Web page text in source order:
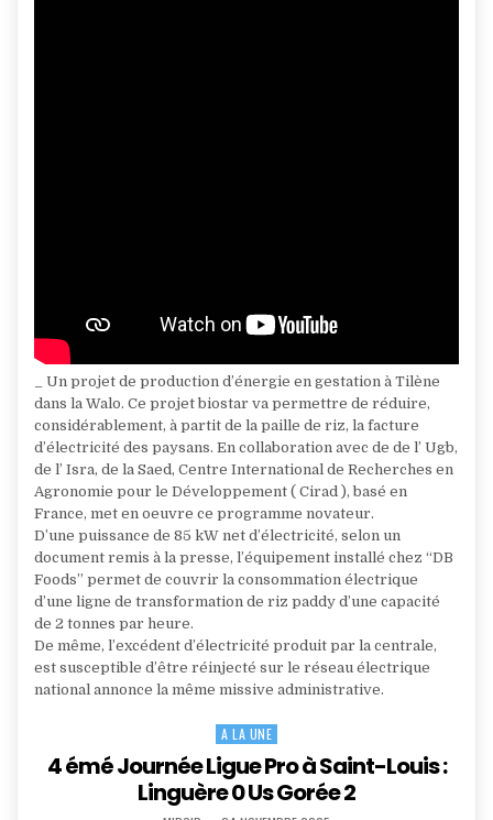
_ Un projet de production d’énergie en gestation à Tilène
dans la Walo. Ce projet biostar va permettre de réduire,
considérablement, à partit de la paille de riz, la facture
d’électricité des paysans. En collaboration avec de de l’ Ugb,
de l’ Isra, de la Saed, Centre International de Recherches en
Agronomie pour le Développement ( Cirad ), basé en
France, met en oeuvre ce programme novateur.
D’une puissance de 85 kW net d’électricité, selon un
document remis à la presse, l’équipement installé chez “DB
Foods” permet de couvrir la consommation électrique
d’une ligne de transformation de riz paddy d’une capacité
de 2 tonnes par heure.
De même, l’excédent d’électricité produit par la centrale,
est susceptible d’être réinjecté sur le réseau électrique
national annonce la même missive administrative.
Posted
in
A LA UNE
4 émé Journée Ligue Pro à Saint-Louis :
Linguère 0 Us Gorée 2